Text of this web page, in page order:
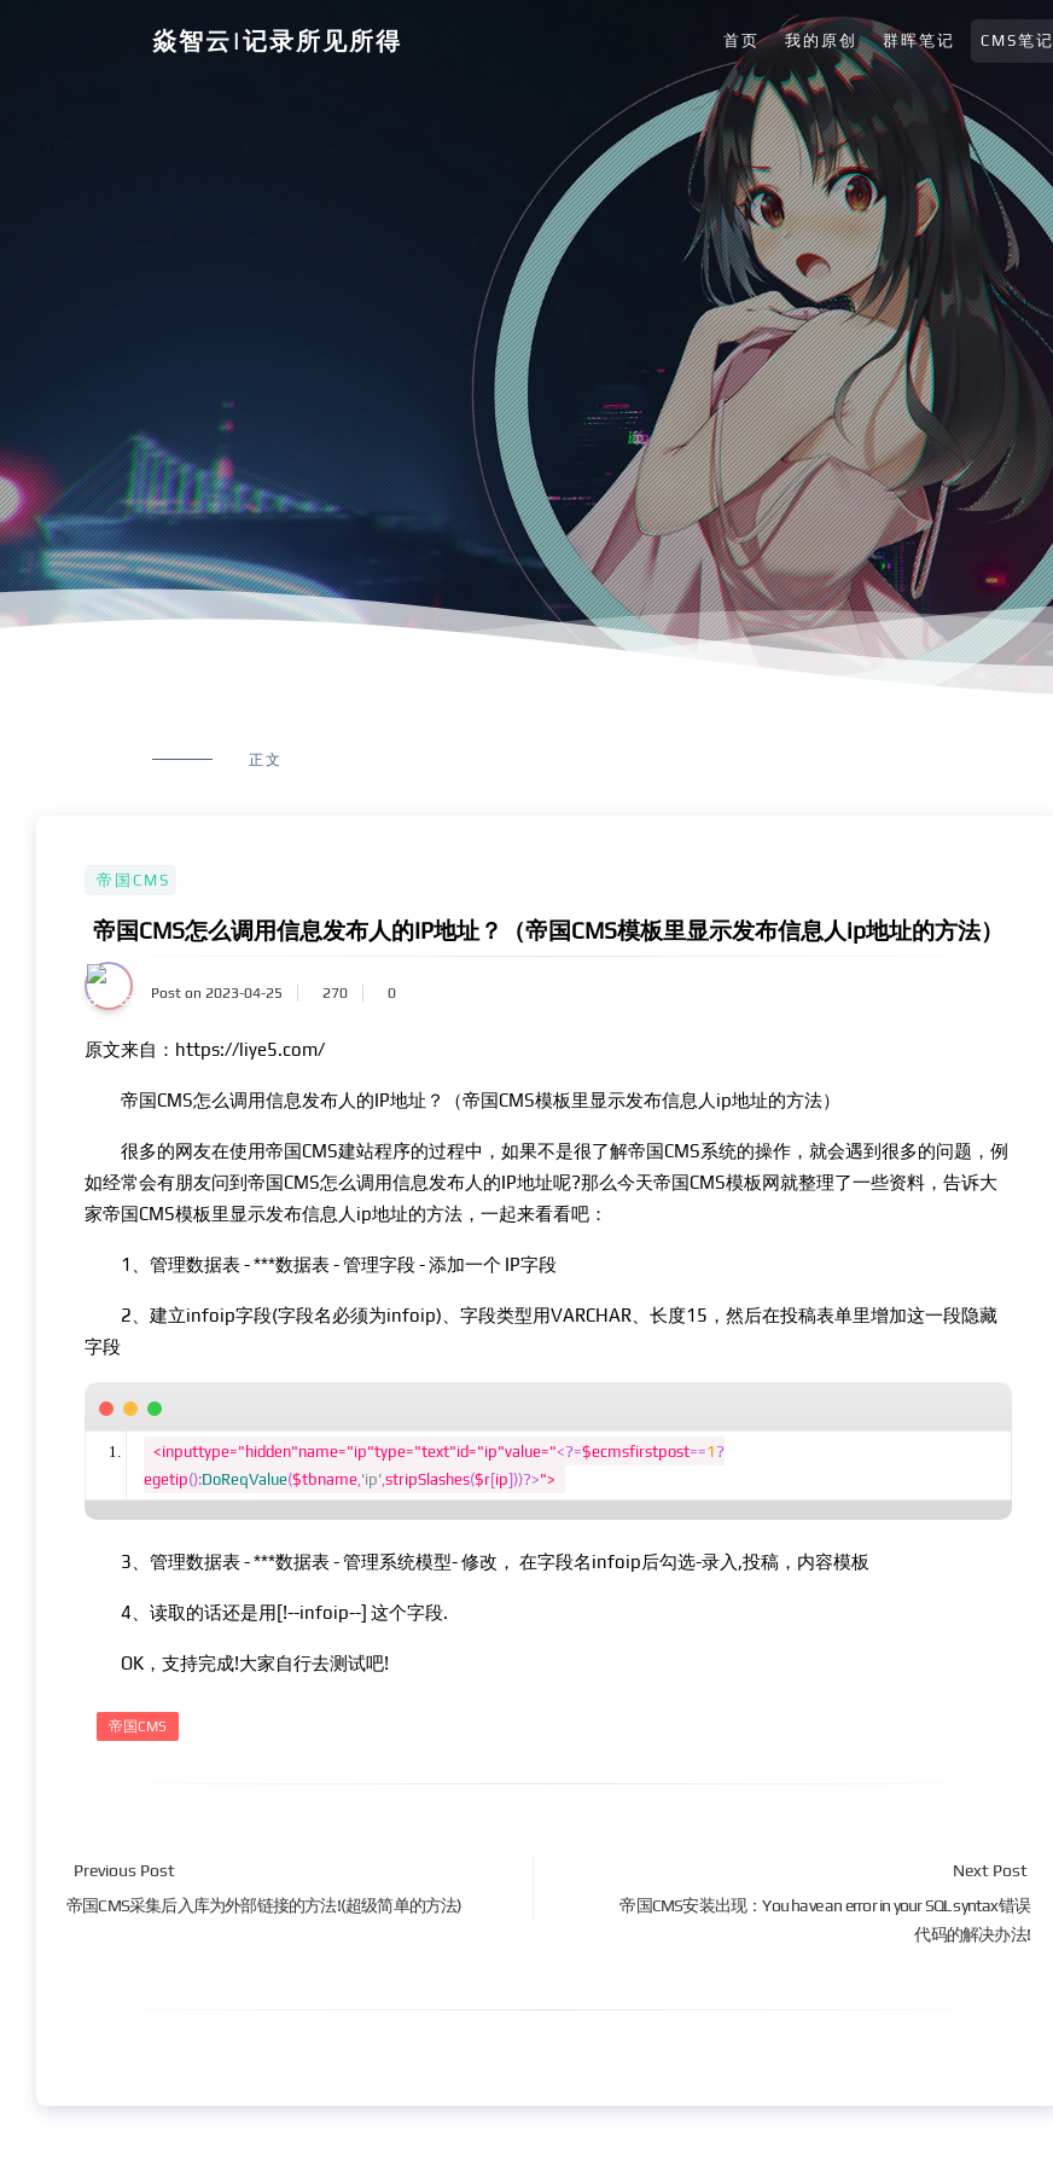
焱智云|记录所见所得 首页 我的原创 群晖笔记 CMS笔记
正文
帝国CMS
帝国CMS怎么调用信息发布人的IP地址？（帝国CMS模板里显示发布信息人ip地址的方法）
Post on 2023-04-25 270 0
原文来自：https://liye5.com/
帝国CMS怎么调用信息发布人的IP地址？（帝国CMS模板里显示发布信息人ip地址的方法）
很多的网友在使用帝国CMS建站程序的过程中，如果不是很了解帝国CMS系统的操作，就会遇到很多的问题，例
如经常会有朋友问到帝国CMS怎么调用信息发布人的IP地址呢?那么今天帝国CMS模板网就整理了一些资料，告诉大
家帝国CMS模板里显示发布信息人ip地址的方法，一起来看看吧：
1、管理数据表 - ***数据表 - 管理字段 - 添加一个 IP字段
2、建立infoip字段(字段名必须为infoip)、字段类型用VARCHAR、长度15，然后在投稿表单里增加这一段隐藏
字段
<inputtype="hidden"name="ip"type="text"id="ip"value="<?=$ecmsfirstpost==1?
egetip():DoReqValue($tbname 'ip'stripSlashes($r[ip]))?>">
3、管理数据表 - ***数据表 - 管理系统模型- 修改， 在字段名infoip后勾选-录入,投稿，内容模板
4、读取的话还是用[!--infoip--] 这个字段.
OK，支持完成!大家自行去测试吧!
帝国CMS
Previous Post
帝国CMS采集后入库为外部链接的方法!(超级简单的方法)
Next Post
帝国CMS安装出现：You have an error in your SQL syntax错误
代码的解决办法!